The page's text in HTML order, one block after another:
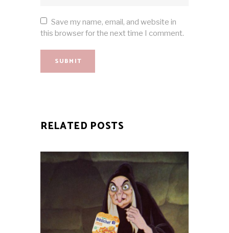
Save my name, email, and website in
this browser for the next time I comment.
SUBMIT
RELATED POSTS